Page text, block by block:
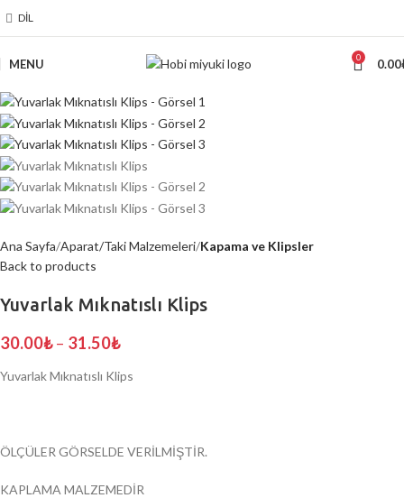
DIL
MENU 0 0.00
Ana Sayfa Aparat/Taki Malzemeleri Kapama ve Klipsler
Back to products
Yuvarlak Mıknatıslı Klips
30.00₺ – 31.50₺
Yuvarlak Mıknatıslı Klips
ÖLÇÜLER GÖRSELDE VERİLMİŞTİR.
KAPLAMA MALZEMEDİR